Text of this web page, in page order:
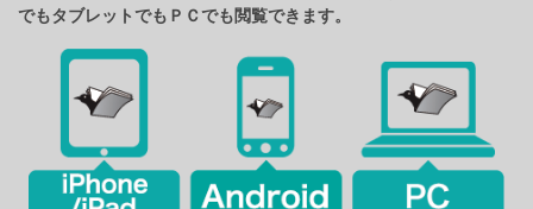
でもタブレットでもＰＣでも閲覧できます。